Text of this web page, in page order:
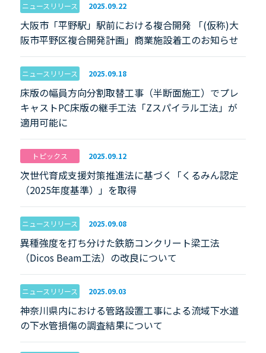
ニュースリリース 2025.09.22
大阪市「平野駅」駅前における複合開発 「(仮称)大
阪市平野区複合開発計画」商業施設着工のお知らせ
ニュースリリース 2025.09.18
床版の幅員方向分割取替工事（半断面施工）でプレ
キャストPC床版の継手工法「Zスパイラル工法」が
適用可能に
トピックス 2025.09.12
次世代育成支援対策推進法に基づく「くるみん認定
（2025年度基準）」を取得
ニュースリリース 2025.09.08
異種強度を打ち分けた鉄筋コンクリート梁工法
（Dicos Beam工法）の改良について
ニュースリリース 2025.09.03
神奈川県内における管路設置工事による流域下水道
の下水管損傷の調査結果について